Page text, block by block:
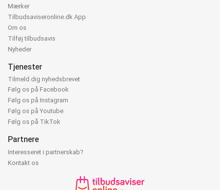
Mærker
Tilbudsaviseronline.dk App
Om os
Tilføj tilbudsavis
Nyheder
Tjenester
Tilmeld dig nyhedsbrevet
Følg os på Facebook
Følg os på Instagram
Følg os på Youtube
Følg os på TikTok
Partnere
Interesseret i partnerskab?
Kontakt os